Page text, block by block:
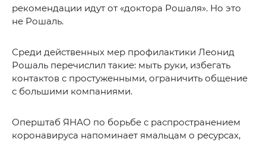
рекомендации идут от «доктора Рошаля». Но это
не Рошаль.
Среди действенных мер профилактики Леонид
Рошаль перечислил такие: мыть руки, избегать
контактов с простуженными, ограничить общение
с большими компаниями.
Оперштаб ЯНАО по борьбе с распространением
коронавируса напоминает ямальцам о ресурсах,